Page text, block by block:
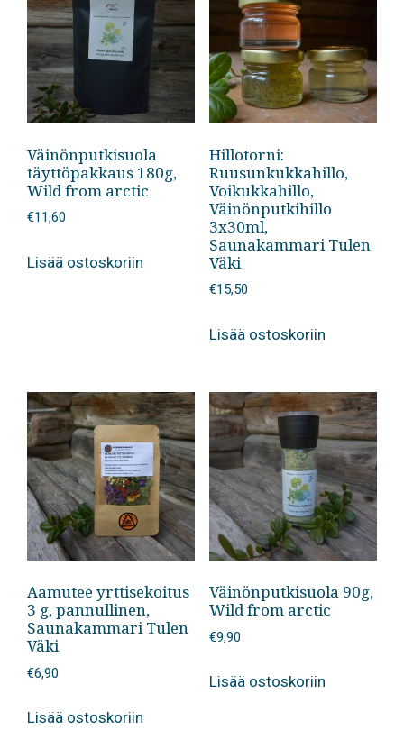
Väinönputkisuola
täyttöpakkaus 180g,
Wild from arctic
€11,60
Lisää ostoskoriin
Hillotorni:
Ruusunkukkahillo,
Voikukkahillo,
Väinönputkihillo
3x30ml,
Saunakammari Tulen
Väki
€15,50
Lisää ostoskoriin
Aamutee yrttisekoitus
3 g, pannullinen,
Saunakammari Tulen
Väki
€6,90
Lisää ostoskoriin
Väinönputkisuola 90g,
Wild from arctic
€9,90
Lisää ostoskoriin